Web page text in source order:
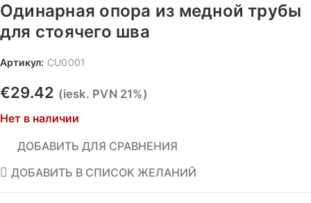
Одинарная опора из медной трубы
для стоячего шва
Артикул: CU0001
€29.42 (iesk. PVN 21%)
Нет в наличии
ДОБАВИТЬ ДЛЯ СРАВНЕНИЯ
ДОБАВИТЬ В СПИСОК ЖЕЛАНИЙ